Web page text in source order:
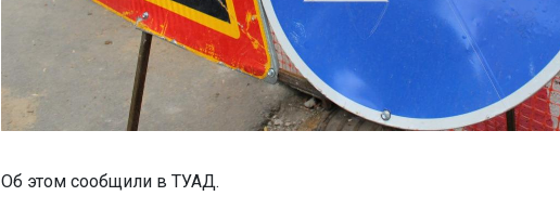
Об этом сообщили в ТУАД.